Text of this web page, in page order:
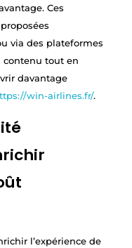
Ces
via des plateformes
contenu tout en
davantage
win-airlines.fr/.
l’expérience de